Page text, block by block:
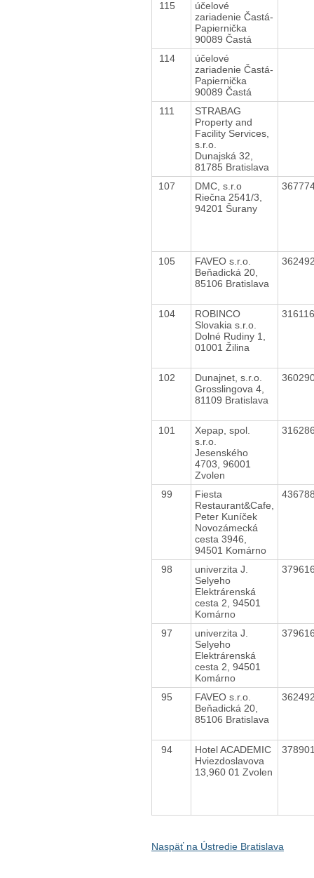
115
účelové
zariadenie Častá-
Papiernička
90089 Častá
114
účelové
zariadenie Častá-
Papiernička
90089 Častá
111
STRABAG
Property and
Facility Services,
s.r.o.
Dunajská 32,
81785 Bratislava
107
DMC, s.r.o
Riečna 2541/3,
94201 Šurany
105
FAVEO s.r.o.
Beňadická 20,
85106 Bratislava
104
ROBINCO
Slovakia s.r.o.
Dolné Rudiny 1,
01001 Žilina
102
Dunajnet, s.r.o.
Grosslingova 4,
81109 Bratislava
101
Xepap, spol.
s.r.o.
Jesenského
4703, 96001
Zvolen
99
Fiesta
Restaurant&Cafe,
Peter Kuníček
Novozámecká
cesta 3946,
94501 Komárno
98
univerzita J.
Selyeho
Elektrárenská
cesta 2, 94501
Komárno
97
univerzita J.
Selyeho
Elektrárenská
cesta 2, 94501
Komárno
95
FAVEO s.r.o.
Beňadická 20,
85106 Bratislava
94
Hotel ACADEMIC
Hviezdoslavova
13,960 01 Zvolen
Naspäť na Ústredie Bratislava